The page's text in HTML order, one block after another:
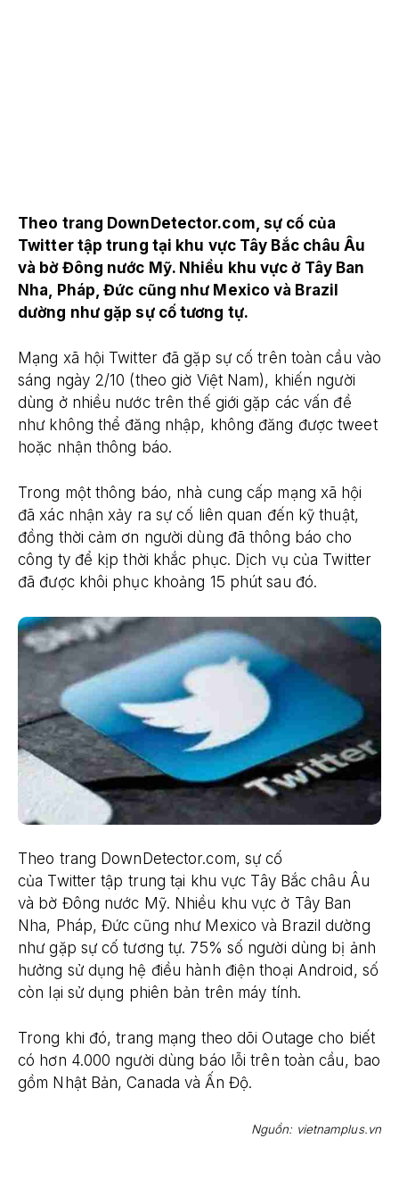
Theo trang DownDetector.com, sự cố của
Twitter tập trung tại khu vực Tây Bắc châu Âu
và bờ Đông nước Mỹ. Nhiều khu vực ở Tây Ban
Nha, Pháp, Đức cũng như Mexico và Brazil
dường như gặp sự cố tương tự.
Mạng xã hội Twitter đã gặp sự cố trên toàn cầu vào
sáng ngày 2/10 (theo giờ Việt Nam), khiến người
dùng ở nhiều nước trên thế giới gặp các vấn đề
như không thể đăng nhập, không đăng được tweet
hoặc nhận thông báo.
Trong một thông báo, nhà cung cấp mạng xã hội
đã xác nhận xảy ra sự cố liên quan đến kỹ thuật,
đồng thời cảm ơn người dùng đã thông báo cho
công ty để kịp thời khắc phục. Dịch vụ của Twitter
đã được khôi phục khoảng 15 phút sau đó.
Theo trang DownDetector.com, sự cố
của Twitter tập trung tại khu vực Tây Bắc châu Âu
và bờ Đông nước Mỹ. Nhiều khu vực ở Tây Ban
Nha, Pháp, Đức cũng như Mexico và Brazil dường
như gặp sự cố tương tự. 75% số người dùng bị ảnh
hưởng sử dụng hệ điều hành điện thoại Android, số
còn lại sử dụng phiên bản trên máy tính.
Trong khi đó, trang mạng theo dõi Outage cho biết
có hơn 4.000 người dùng báo lỗi trên toàn cầu, bao
gồm Nhật Bản, Canada và Ấn Độ.
Nguồn: vietnamplus.vn